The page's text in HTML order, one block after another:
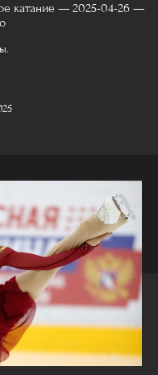
катание — 2025-04-26 —